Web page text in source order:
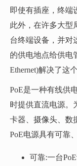
即使有插座，终端
此外，在许多大型
台终端设备，并对
的供电地点给供电
Ethernet)解决了这
PoE是一种有线供
时提供直流电源。
卡器、摄像头、数
PoE电源具有可靠
可靠:一台